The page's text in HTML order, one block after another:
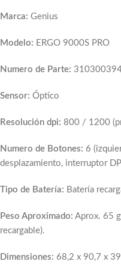
Marca: Genius
Modelo: ERGO 9000S PRO
Numero de Parte:
Sensor: Óptico
Resolución dpi: 800 / 1200
Numero de Botones: 6
desplazamiento, interruptor
Tipo de Batería: Batería
Peso Aproximado: Aprox. 65
recargable).
Dimensiones: 68,2 x 90,7 x